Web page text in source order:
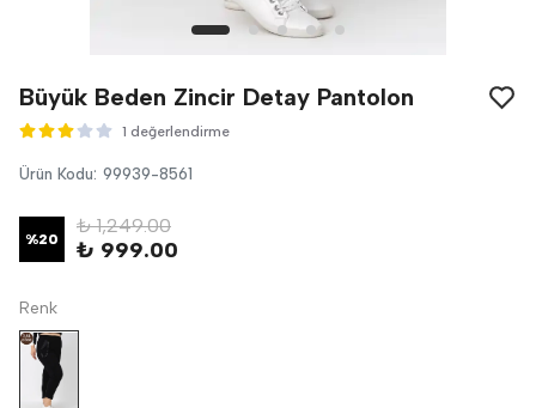
Büyük Beden Zincir Detay Pantolon
1 değerlendirme
Ürün Kodu: 99939-8561
%20
₺ 1,249.00
₺ 999.00
Renk